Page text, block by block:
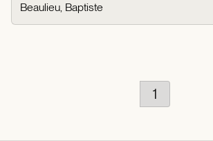
Beaulieu, Baptiste
1